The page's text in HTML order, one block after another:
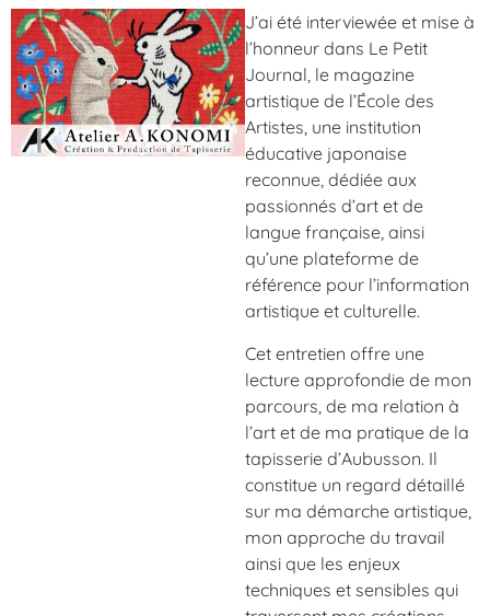
J’ai été interviewée et mise à
l’honneur dans Le Petit
Journal, le magazine
artistique de l’École des
Artistes, une institution
éducative japonaise
reconnue, dédiée aux
passionnés d’art et de
langue française, ainsi
qu’une plateforme de
référence pour l’information
artistique et culturelle.
Cet entretien offre une
lecture approfondie de mon
parcours, de ma relation à
l’art et de ma pratique de la
tapisserie d’Aubusson. Il
constitue un regard détaillé
sur ma démarche artistique,
mon approche du travail
ainsi que les enjeux
techniques et sensibles qui